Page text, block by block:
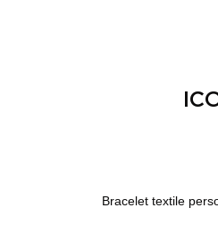
Bracelet textile